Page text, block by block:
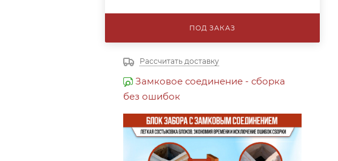
ПОД ЗАКАЗ
Рассчитать доставку
Замковое соединение - сборка
без ошибок